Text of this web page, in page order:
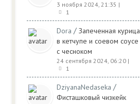
3 ноября 2024, 21:35 |
1
Dora / Запеченная курица
в кетчупе и соевом соусе
с чесноком
24 сентября 2024, 06:20 |
1
DziyanaNedaseka /
Фисташковый чизкейк